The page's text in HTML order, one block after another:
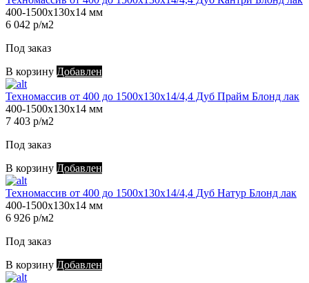
400-1500х130х14 мм
6 042 р/м2
Под заказ
В корзину Добавлен
Техномассив от 400 до 1500х130х14/4,4 Дуб Прайм Блонд лак
400-1500х130х14 мм
7 403 р/м2
Под заказ
В корзину Добавлен
Техномассив от 400 до 1500х130х14/4,4 Дуб Натур Блонд лак
400-1500х130х14 мм
6 926 р/м2
Под заказ
В корзину Добавлен